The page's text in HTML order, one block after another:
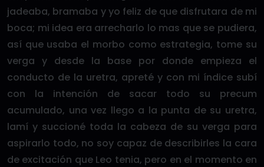
jadeaba, bramaba y yo feliz de que disfrutara de mi
boca; mi idea era arrecharlo lo mas que se pudiera,
así que usaba el morbo como estrategia, tome su
verga y desde la base por donde empieza el
conducto de la uretra, apreté y con mi índice subí
con la intención de sacar todo su precum
acumulado, una vez llego a la punta de su uretra,
lamí y succioné toda la cabeza de su verga para
aspirarlo todo, no soy capaz de describirles la cara
de excitación que Leo tenia, pero en el momento en